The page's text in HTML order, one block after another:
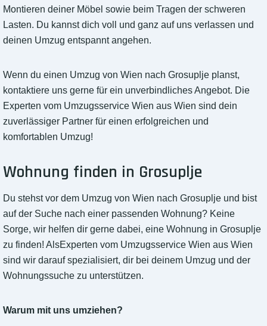
Montieren deiner Möbel sowie beim Tragen der schweren
Lasten. Du kannst dich voll und ganz auf uns verlassen und
deinen Umzug entspannt angehen.
Wenn du einen Umzug von Wien nach Grosuplje planst,
kontaktiere uns gerne für ein unverbindliches Angebot. Die
Experten vom Umzugsservice Wien aus Wien sind dein
zuverlässiger Partner für einen erfolgreichen und
komfortablen Umzug!
Wohnung finden in Grosuplje
Du stehst vor dem Umzug von Wien nach Grosuplje und bist
auf der Suche nach einer passenden Wohnung? Keine
Sorge, wir helfen dir gerne dabei, eine Wohnung in Grosuplje
zu finden! AlsExperten vom Umzugsservice Wien aus Wien
sind wir darauf spezialisiert, dir bei deinem Umzug und der
Wohnungssuche zu unterstützen.
Warum mit uns umziehen?